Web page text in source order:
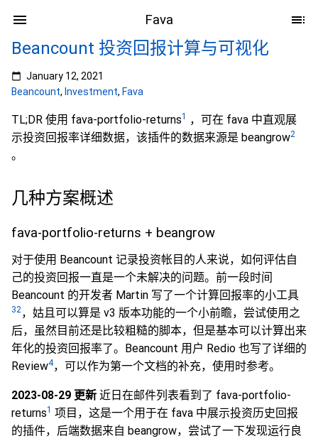
Fava
Beancount 投资回报计算与可视化
January 12, 2021
Beancount, Investment, Fava
TL;DR 使用 fava-portfolio-returns1
，可在 fava 中直观展
示投资回报率详细数据，该插件的数据来源是 beangrow2
。
几种方案概述
fava-portfolio-returns + beangrow
对于使用 Beancount 记录投资帐目的人来说，如何评估自
己的投资回报一直是一个未解决的问题。前一段时间
Beancount 的开发者 Martin 写了一个计算回报率的小工具
32，姑且可以算是 v3 版本功能的一个小前瞻，尝试使用之
后，虽然目前还是比较粗糙的脚本，但是基本可以计算出来
年化的投资回报率了。Beancount 用户 Redio 也写了详细的
Review4，可以作为第一个文档的补充，使用时参考。
2023-08-29 更新 近日在邮件列表看到了 fava-portfolio-
returns1 项目，这是一个用于在 fava 中展示投资历史回报
的插件，后端数据来自 beangrow，尝试了一下发现运行良